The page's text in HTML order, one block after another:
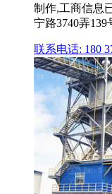
制作,工商信息
宁路3740弄139
联系电话: 180